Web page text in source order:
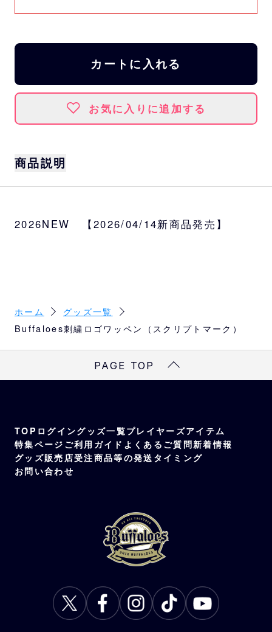
カートに入れる
お気に入りに追加する
商品説明
熱圧着の仕様ですので、ユニフォームやバッ
フルカラー、ネイビー、ゴールド
2026NEW 【2026/04/14新商品発売】
ホーム
グッズ一覧
Buffaloes刺繍ロゴワッペン（スクリプトマーク）
PAGE TOP
TOP ログイングッズ一覧プレイヤーズアイテム
特集ページ ご利用ガイド よくあるご質問新着情報
グッズ販売店受注商品等の発送タイミング
お問い合わせ